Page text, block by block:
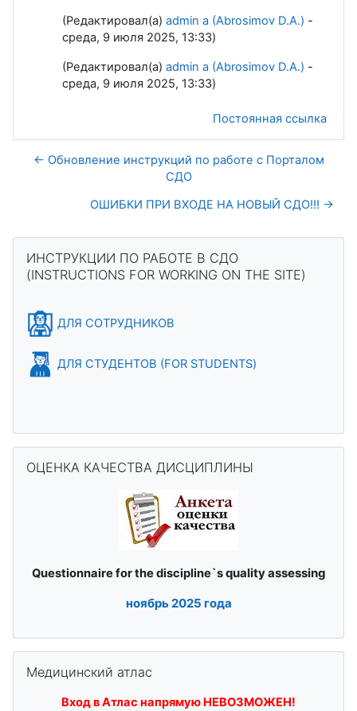
(Редактировал(а) admin a (Abrosimov D.A.) -
среда, 9 июля 2025, 13:33)
(Редактировал(а) admin a (Abrosimov D.A.) -
среда, 9 июля 2025, 13:33)
Постоянная ссылка
← Обновление инструкций по работе с Порталом
СДО
ОШИБКИ ПРИ ВХОДЕ НА НОВЫЙ СДО!!! →
ИНСТРУКЦИИ ПО РАБОТЕ В СДО
(INSTRUCTIONS FOR WORKING ON THE SITE)
ДЛЯ СОТРУДНИКОВ
ДЛЯ СТУДЕНТОВ (FOR STUDENTS)
ОЦЕНКА КАЧЕСТВА ДИСЦИПЛИНЫ
Questionnaire for the discipline`squality assessing
ноябрь2025 года
Медицинский атлас
Вход в Атлас напрямую НЕВОЗМОЖЕН!